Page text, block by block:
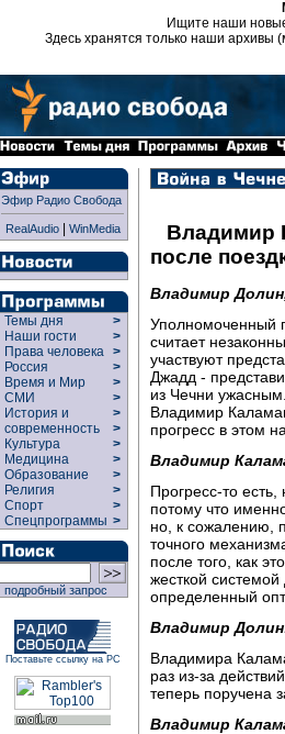
Ищите наши
Здесь хранятся только наши архивы
Эфир Радио Свобода
RealAudio| WinMedia
Темы дня
>
Наши гости
>
Права человека >
Россия
>
Время и Мир
>
СМИ
>
История и
современность
>
>
Культура
>
Медицина
>
Образование
>
Религия
>
Спорт
>
Спецпрограммы >
подробный запрос
Поставьте ссылку на РС
Владимир
после
Владимир
Уполномоченный
считает
участвуют
Джадд -
из Чечни
Владимир
прогресс в этом
Владимир
Прогресс-то
потому что
но, к сожалению,
точного
после того, как
жесткой
определенный
Владимир
Владимира
раз из-за
теперь поручена
Владимир